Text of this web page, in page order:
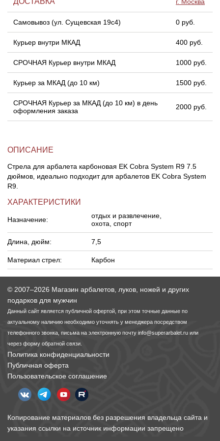
г. Москва
Самовывоз (ул. Сущевская 19с4) 0 руб.
Курьер внутри МКАД 400 руб.
СРОЧНАЯ Курьер внутри МКАД 1000 руб.
Курьер за МКАД (до 10 км) 1500 руб.
СРОЧНАЯ Курьер за МКАД (до 10 км) в день
оформления заказа
2000 руб.
ОПИСАНИЕ
Стрела для арбалета карбоновая EK Cobra System R9 7.5
дюймов, идеально подходит для арбалетов EK Cobra System
R9.
ХАРАКТЕРИСТИКИ
Назначение:
отдых и развлечение,
охота, спорт
Длина, дюйм: 7,5
Материал стрел: Карбон
© 2007–2026 Магазин арбалетов, луков, ножей и других
подарков для мужчин
Данный сайт является публичной офертой, при этом точные данные по
актуальному наличию необходимо уточнять у менеджера посредством
телефонного звонка, письма на электронную почту info@superarbalet.ru или
через форму обратной связи.
Политика конфиденциальности
Публичная оферта
Пользовательское соглашение
Копирование материалов без разрешения владельца сайта и
указания ссылки на источник информации запрещено
Линейки для настройки лука
Полочки для лука
Кликеры для лука
Киссеры для лука
Охотничьи ножи
Ножи складные